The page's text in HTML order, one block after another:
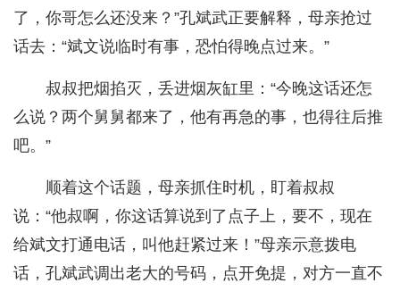
了，你哥怎么还没来？”孔斌武正要解释，母亲抢过
话去：“斌文说临时有事，恐怕得晚点过来。”
叔叔把烟掐灭，丢进烟灰缸里：“今晚这话还怎
么说？两个舅舅都来了，他有再急的事，也得往后推
吧。”
顺着这个话题，母亲抓住时机，盯着叔叔
说：“他叔啊，你这话算说到了点子上，要不，现在
给斌文打通电话，叫他赶紧过来！”母亲示意拨电
话，孔斌武调出老大的号码，点开免提，对方一直不